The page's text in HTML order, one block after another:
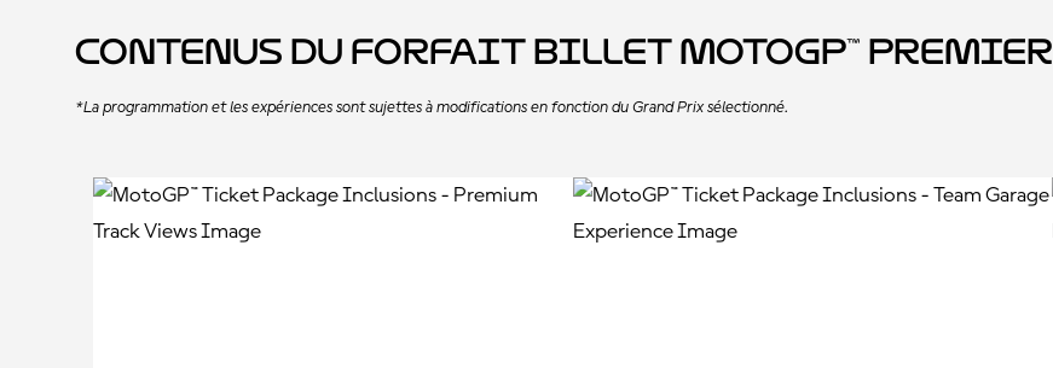
Contenus du forfait billet MotoGP™ Premier
*La programmation et les expériences sont sujettes à modifications en fonction du Grand Prix sélectionné.